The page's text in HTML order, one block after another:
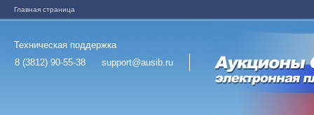
Главная страница
Техническая поддержка
8 (3812) 90-55-38
support@ausib.ru